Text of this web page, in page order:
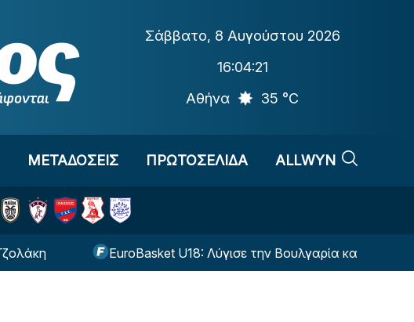
Σάββατο, 8 Αυγούστου 2026
16:04:22
Αθήνα
35 °C
ΜΕΤΑΔΟΣΕΙΣ ΠΡΩΤΟΣΕΛΙΔΑ ALLWYN
EuroBasket U18: Λύγισε την Βουλγαρία και θα παίξει για